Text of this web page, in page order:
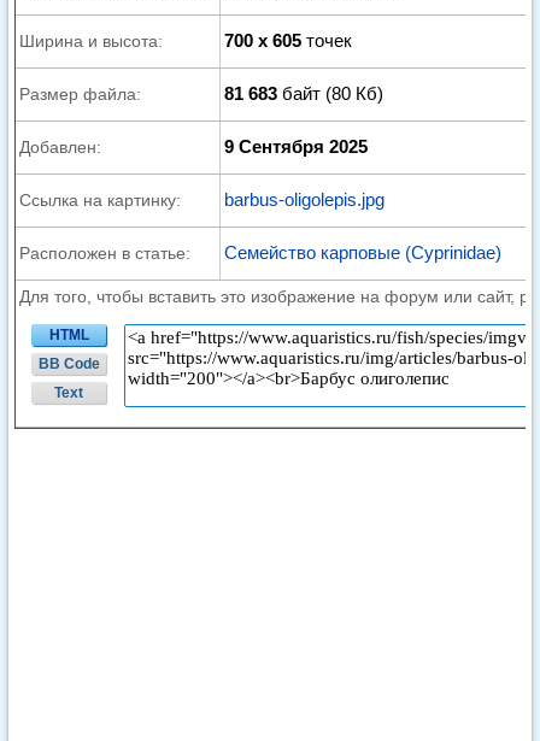
Ширина и высота: 700 x 605 точек
Размер файла: 81 683 байт (80 Кб)
Добавлен: 9 Сентября 2025
Ссылка на картинку: barbus-oligolepis.jpg
Расположен в статье: Семейство карповые (Cyprinidae)
Для того, чтобы вставить это изображение на форум или сайт,
HTML
BB Code
Text